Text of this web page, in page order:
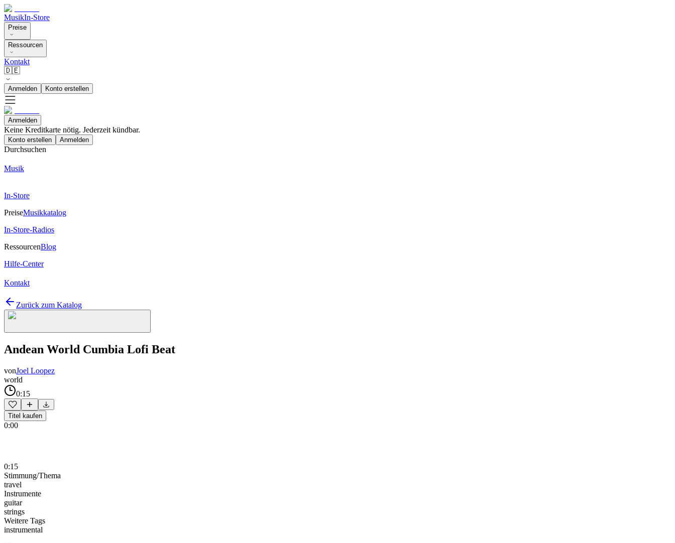
MusikIn-Store
Preise
Ressourcen
Kontakt
🇩🇪
Anmelden Konto erstellen
Anmelden
Keine Kreditkarte nötig. Jederzeit kündbar.
Konto erstellen Anmelden
Durchsuchen
Musik
In-Store
PreiseMusikkatalog
In-Store-Radios
RessourcenBlog
Hilfe-Center
Kontakt
Zurück zum Katalog
Andean World Cumbia Lofi Beat
vonJoel Loopez
world
0:15
Titel kaufen
0:00
0:15
Stimmung/Thema
travel
Instrumente
guitar
strings
Weitere Tags
instrumental